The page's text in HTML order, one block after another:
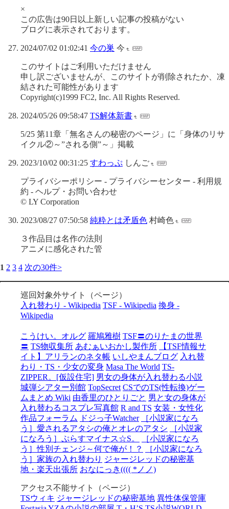
×
この広告は90日以上新しい記事の投稿がない
ブログに表示されております。
2024/07/02 01:02:41 今の巣 今
このサイトはご利用いただけません
申し訳ございませんが、このサイトが削除されたか、凍
結された可能性があります
Copyright(c)1999 FC2, Inc. All Rights Reserved.
2024/05/26 09:58:47 TS解体新書
5/25 第11章「無名さんの秘密のページ」に「身体のリサ
イクル②～”される側”～」掲載
2023/10/02 00:31:25 すわっぷ しんご
プライバシーポリシー - プライバシーセンター - 利用規
約 - ヘルプ・お問い合わせ
© LY Corporation
2023/08/27 07:50:58 純粋とは矛盾色 村崎色
３作品目は名作の法則
アニメに感化された管
1 2 3 4 次の30件>
巡回対象外サイト（ページ）
入れ替わり - Wikipedia TSF - Wikipedia 換身 -
Wikipedia
こうけい。オルグ 羅鳩雅樹 TSF〓のりたまの世界
〓 TS物収集所 あむぁいおかし製作所
【TSF情報サ
イト】アリランのネタ帳 いしやまんブログ 入れ替
わり・TS・少女の変身 Masa The World TS-
ZIPPER。[仮設住宅] 男女の身体が入れ替わる小説
城弾シアター別館 TopSecret CSでのTS(性転換)ゲー
ムまとめ Wiki 由香里のひとりごと 男と女の身体が
入れ替わるコスプレ写真館 R and TS 女装・女性化
作品フォーラム
ドジっ子Watcher
［小説家になろ
う］愛されるアタシの俺とオレのアタシ
［小説家
になろう］ぷらすマイナス☆S。
［小説家になろ
う］性別チェンジ～何で俺が！？
［小説家になろ
う］家族の入れ替わり ジャージレッドの秘密基
地・楽天出張所 おなにっき(((( *ノノ)
アクセス不能サイト（ページ）
TSウィキ ジャージレッドの秘密基地 異性体保管庫